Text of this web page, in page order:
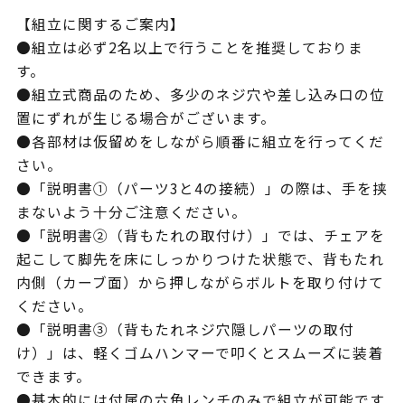
【組立に関するご案内】
●組立は必ず2名以上で行うことを推奨しておりま
す。
●組立式商品のため、多少のネジ穴や差し込み口の位
置にずれが生じる場合がございます。
●各部材は仮留めをしながら順番に組立を行ってくだ
さい。
●「説明書①（パーツ3と4の接続）」の際は、手を挟
まないよう十分ご注意ください。
●「説明書②（背もたれの取付け）」では、チェアを
起こして脚先を床にしっかりつけた状態で、背もたれ
内側（カーブ面）から押しながらボルトを取り付けて
ください。
●「説明書③（背もたれネジ穴隠しパーツの取付
け）」は、軽くゴムハンマーで叩くとスムーズに装着
できます。